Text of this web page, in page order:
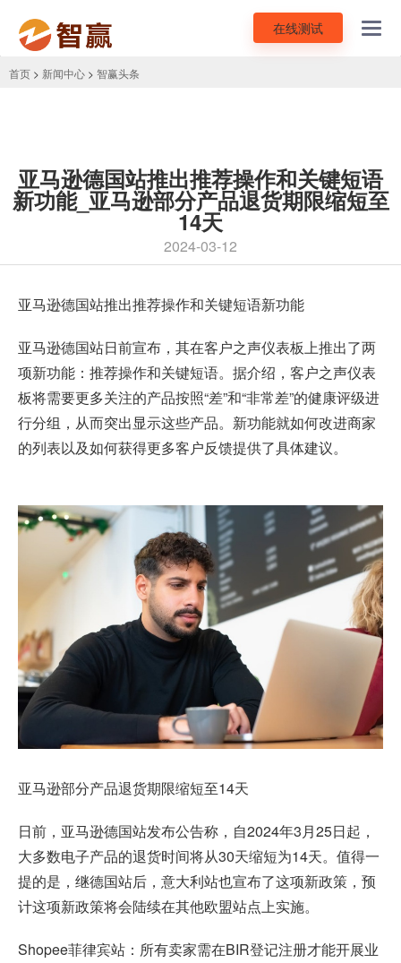
在线测试
首页 > 新闻中心 > 智赢头条
亚马逊德国站推出推荐操作和关键短语
新功能_亚马逊部分产品退货期限缩短至
14天
2024-03-12
亚马逊德国站推出推荐操作和关键短语新功能
亚马逊德国站日前宣布，其在客户之声仪表板上推出了两
项新功能：推荐操作和关键短语。据介绍，客户之声仪表
板将需要更多关注的产品按照“差”和“非常差”的健康评级进
行分组，从而突出显示这些产品。新功能就如何改进商家
的列表以及如何获得更多客户反馈提供了具体建议。
亚马逊部分产品退货期限缩短至14天
日前，亚马逊德国站发布公告称，自2024年3月25日起，
大多数电子产品的退货时间将从30天缩短为14天。值得一
提的是，继德国站后，意大利站也宣布了这项新政策，预
计这项新政策将会陆续在其他欧盟站点上实施。
Shopee菲律宾站：所有卖家需在BIR登记注册才能开展业